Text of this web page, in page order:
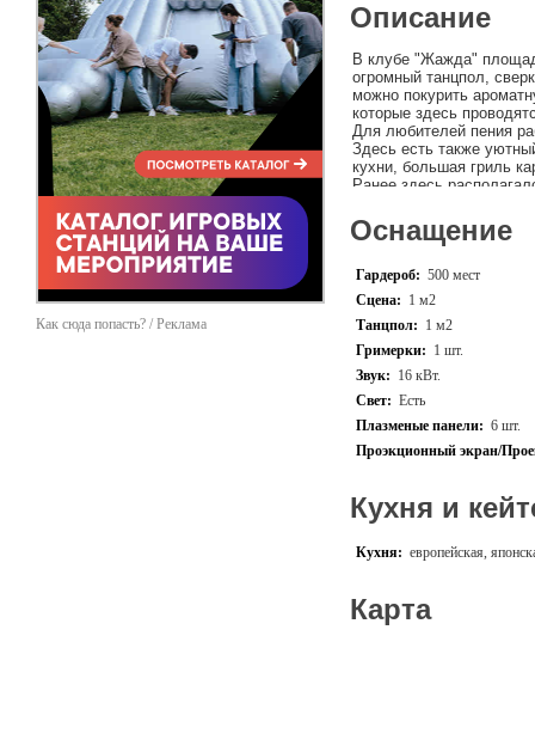
Как сюда попасть? / Реклама
Описание
В клубе "Жажда"
огромный танцпол,
можно покурить
которые здесь
Для любителей пения
Здесь есть также
кухни, большая гриль
Ранее здесь
Оснащение
Гардероб: 500 мест
Сцена: 1 м2
Танцпол: 1 м2
Гримерки: 1 шт.
Звук: 16 кВт.
Свет: Есть
Плазменые панели: 6 шт.
Проэкционный экран/
Кухня и
Кухня: европейская,
Карта